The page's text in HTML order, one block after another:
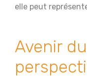
elle peut
Avenir